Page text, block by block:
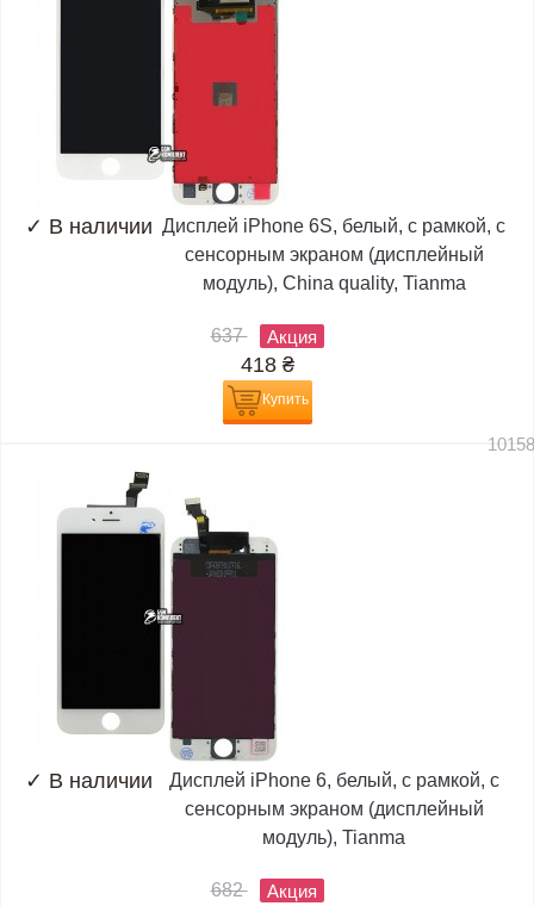
✓ В наличии Дисплей iPhone 6S, белый, с рамкой, с
сенсорным экраном (дисплейный
модуль), China quality, Tianma
637 Акция
418 ₴
Купить
✓ В наличии
Дисплей iPhone 6, белый, с рамкой, с
сенсорным экраном (дисплейный
модуль), Tianma
682 Акция